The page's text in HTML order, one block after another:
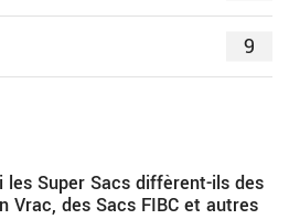
9
les Super Sacs diffèrent-ils des
Vrac, des Sacs FIBC et autres